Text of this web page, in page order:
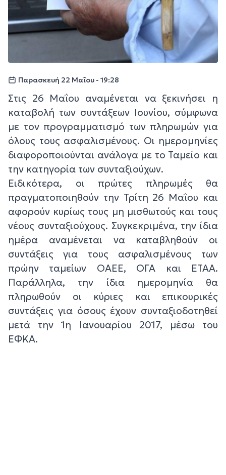
Παρασκευή 22 Μαΐου - 19:28
Στις 26 Μαΐου αναμένεται να ξεκινήσει η
καταβολή των συντάξεων Ιουνίου, σύμφωνα
με τον προγραμματισμό των πληρωμών για
όλους τους ασφαλισμένους. Οι ημερομηνίες
διαφοροποιούνται ανάλογα με το Ταμείο και
την κατηγορία των συνταξιούχων.
Ειδικότερα, οι πρώτες πληρωμές θα
πραγματοποιηθούν την Τρίτη 26 Μαΐου και
αφορούν κυρίως τους μη μισθωτούς και τους
νέους συνταξιούχους. Συγκεκριμένα, την ίδια
ημέρα αναμένεται να καταβληθούν οι
συντάξεις για τους ασφαλισμένους των
πρώην ταμείων ΟΑΕΕ, ΟΓΑ και ΕΤΑΑ.
Παράλληλα, την ίδια ημερομηνία θα
πληρωθούν οι κύριες και επικουρικές
συντάξεις για όσους έχουν συνταξιοδοτηθεί
μετά την 1η Ιανουαρίου 2017, μέσω του
ΕΦΚΑ.